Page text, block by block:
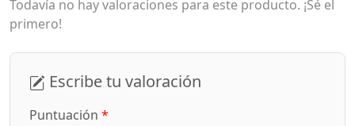
Todavía no hay valoraciones para este producto. ¡Sé el
primero!
Escribe tu valoración
Puntuación *